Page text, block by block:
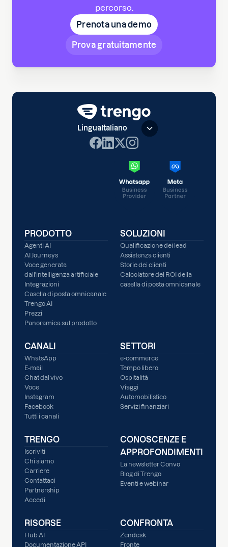
percorso.
Prenota una demo
Prova gratuitamente
Lingua Italiano
PRODOTTO
Agenti AI
AI Journeys
Voce generata
dall'intelligenza artificiale
Integrazioni
Casella di posta omnicanale
Trengo AI
Prezzi
Panoramica sul prodotto
SOLUZIONI
Qualificazione dei lead
Assistenza clienti
Storie dei clienti
Calcolatore del ROI della
casella di posta omnicanale
CANALI
WhatsApp
E-mail
Chat dal vivo
Voce
Instagram
Facebook
Tutti i canali
SETTORI
e-commerce
Tempo libero
Ospitalità
Viaggi
Automobilistico
Servizi finanziari
TRENGO
Iscriviti
Chi siamo
Carriere
Contattaci
Partnership
Accedi
CONOSCENZE E
APPROFONDIMENTI
La newsletter Convo
Blog di Trengo
Eventi e webinar
RISORSE
Hub AI
Documentazione API
CONFRONTA
Zendesk
Fronte